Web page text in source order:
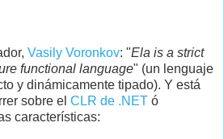
Vasily Voronkov: "Ela is a strict
functional language" (un lenguaje
y dinámicamente tipado). Y está
sobre el CLR de .NET ó
características: